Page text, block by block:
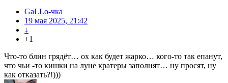
GaLLo-чка
19 мая 2025, 21:42
↓
+1
Что-то блин грядёт… ох как будет жарко… кого-то так епанут,
что чьи -то кишки на луне кратеры заполнят… ну просят, ну
как отказать?!)))